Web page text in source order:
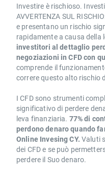
Investire è rischioso.
AVVERTENZA SUL
e presentano un rischio
rapidamente a causa della
investitori al dettaglio
negoziazioni in CFD con
comprende il
correre questo alto rischio
I CFD sono strumenti
significativo di perdere
leva finanziaria. 77% di
perdono denaro quando
Online Invesing CY. Valuti
dei CFD e se può
perdere il Suo denaro.